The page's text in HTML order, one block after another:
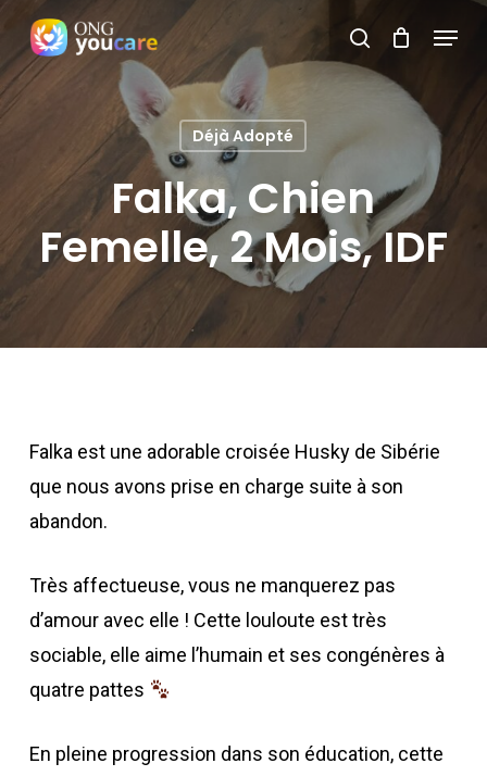
Skip
main
content
search
Menu
Déjà Adopté
Falka, Chien
Femelle, 2 Mois, IDF
Falka est une adorable croisée Husky de Sibérie
que nous avons prise en charge suite à son
abandon.
Très affectueuse, vous ne manquerez pas
d’amour avec elle ! Cette louloute est très
sociable, elle aime l’humain et ses congénères à
quatre pattes ​
En pleine progression dans son éducation, cette